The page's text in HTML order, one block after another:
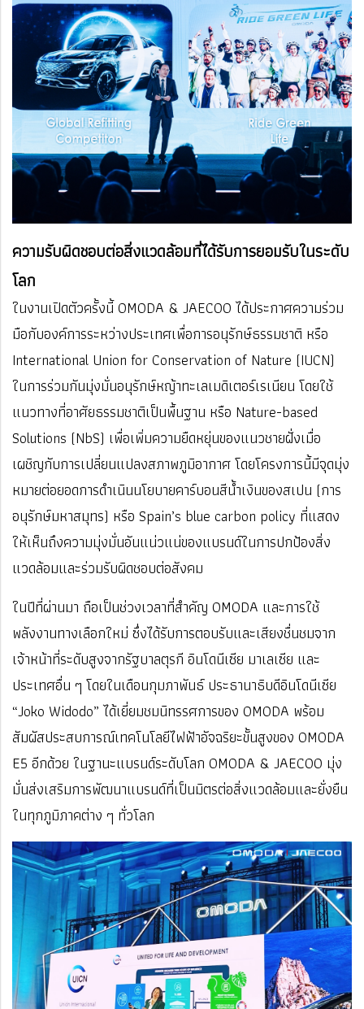
ความรับผิดชอบต่อสิ่งแวดล้อมที่ได้รับการยอมรับในระดับ
โลก
ในงานเปิดตัวครั้งนี้ OMODA & JAECOO ได้ประกาศความร่วม
มือกับองค์การระหว่างประเทศเพื่อการอนุรักษ์ธรรมชาติ หรือ
International Union for Conservation of Nature (IUCN)
ในการร่วมกันมุ่งมั่นอนุรักษ์หญ้าทะเลเมดิเตอร์เรเนียน โดยใช้
แนวทางที่อาศัยธรรมชาติเป็นพื้นฐาน หรือ Nature-based
Solutions (NbS) เพื่อเพิ่มความยืดหยุ่นของแนวชายฝั่งเมื่อ
เผชิญกับการเปลี่ยนแปลงสภาพภูมิอากาศ โดยโครงการนี้มีจุดมุ่ง
หมายต่อยอดการดำเนินนโยบายคาร์บอนสีน้ำเงินของสเปน (การ
อนุรักษ์มหาสมุทร) หรือ Spain’s blue carbon policy ที่แสดง
ให้เห็นถึงความมุ่งมั่นอันแน่วแน่ของแบรนด์ในการปกป้องสิ่ง
แวดล้อมและร่วมรับผิดชอบต่อสังคม
ในปีที่ผ่านมา ถือเป็นช่วงเวลาที่สำคัญ OMODA และการใช้
พลังงานทางเลือกใหม่ ซึ่งได้รับการตอบรับและเสียงชื่นชมจาก
เจ้าหน้าที่ระดับสูงจากรัฐบาลตุรกี อินโดนีเซีย มาเลเซีย และ
ประเทศอื่น ๆ โดยในเดือนกุมภาพันธ์ ประธานาธิบดีอินโดนีเซีย
“Joko Widodo” ได้เยี่ยมชมนิทรรศการของ OMODA พร้อม
สัมผัสประสบการณ์เทคโนโลยีไฟฟ้าอัจฉริยะขั้นสูงของ OMODA
E5 อีกด้วย ในฐานะแบรนด์ระดับโลก OMODA & JAECOO มุ่ง
มั่นส่งเสริมการพัฒนาแบรนด์ที่เป็นมิตรต่อสิ่งแวดล้อมและยั่งยืน
ในทุกภูมิภาคต่าง ๆ ทั่วโลก